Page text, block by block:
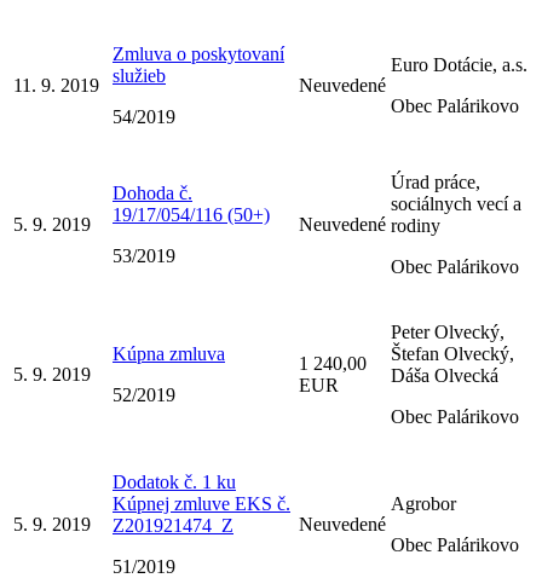
11. 9. 2019
Zmluva o poskytovaní
služieb
54/2019
Neuvedené
Euro Dotácie, a.s.
Obec Palárikovo
5. 9. 2019
Dohoda č.
19/17/054/116 (50+)
53/2019
Neuvedené
Úrad práce,
sociálnych vecí a
rodiny
Obec Palárikovo
5. 9. 2019
Kúpna zmluva
52/2019
1 240,00
EUR
Peter Olvecký,
Štefan Olvecký,
Dáša Olvecká
Obec Palárikovo
5. 9. 2019
Dodatok č. 1 ku
Kúpnej zmluve EKS č.
Z201921474_Z
51/2019
Neuvedené
Agrobor
Obec Palárikovo